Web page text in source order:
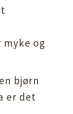
og
bjørn
er det